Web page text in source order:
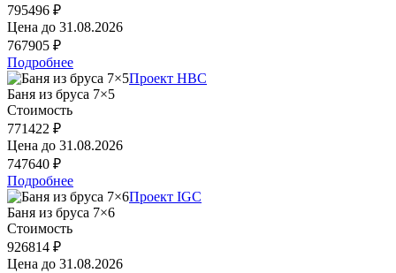
795496 ₽
Цена до 31.08.2026
767905 ₽
Подробнее
Проект HBC
Баня из бруса 7×5
Стоимость
771422 ₽
Цена до 31.08.2026
747640 ₽
Подробнее
Проект IGC
Баня из бруса 7×6
Стоимость
926814 ₽
Цена до 31.08.2026